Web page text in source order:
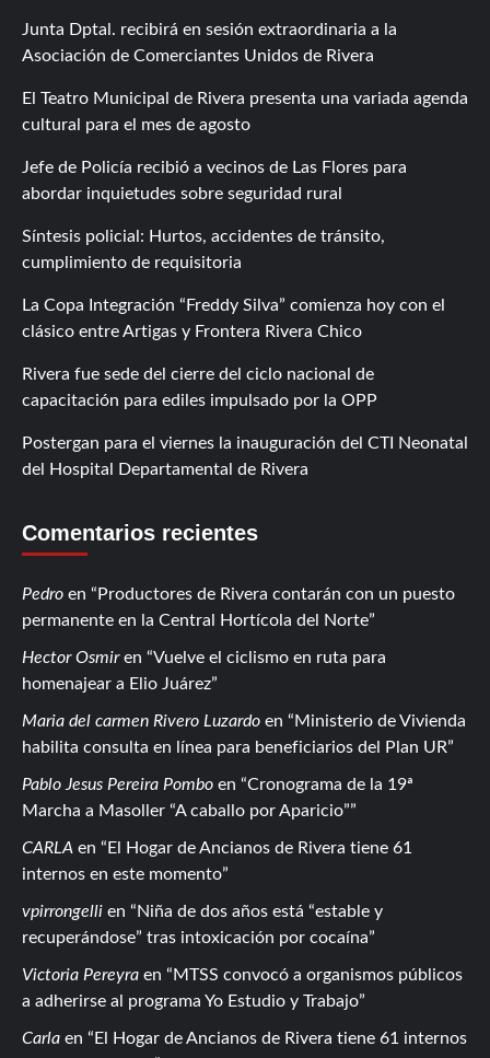
Junta Dptal. recibirá en sesión extraordinaria a la
Asociación de Comerciantes Unidos de Rivera
El Teatro Municipal de Rivera presenta una variada agenda
cultural para el mes de agosto
Jefe de Policía recibió a vecinos de Las Flores para
abordar inquietudes sobre seguridad rural
Síntesis policial: Hurtos, accidentes de tránsito,
cumplimiento de requisitoria
La Copa Integración “Freddy Silva” comienza hoy con el
clásico entre Artigas y Frontera Rivera Chico
Rivera fue sede del cierre del ciclo nacional de
capacitación para ediles impulsado por la OPP
Postergan para el viernes la inauguración del CTI Neonatal
del Hospital Departamental de Rivera
Comentarios recientes
Pedro en
Productores de Rivera contarán con un puesto
permanente en la Central Hortícola del Norte
Hector Osmiren
Vuelve el ciclismo en ruta para
homenajear a Elio Juárez
Maria del carmen Rivero Luzardo en
Ministerio de Vivienda
habilita consulta en línea para beneficiarios del Plan UR
Pablo Jesus Pereira Pombo en
Cronograma de la 19ª
Marcha a Masoller “A caballo por Aparicio”
CARLA en
El Hogar de Ancianos de Rivera tiene 61
internos en este momento
vpirrongelli en
Niña de dos años está “estable y
recuperándose” tras intoxicación por cocaína
Victoria Pereyra en
MTSS convocó a organismos públicos
a adherirse al programa Yo Estudio y Trabajo
Carla en
El Hogar de Ancianos de Rivera tiene 61 internos